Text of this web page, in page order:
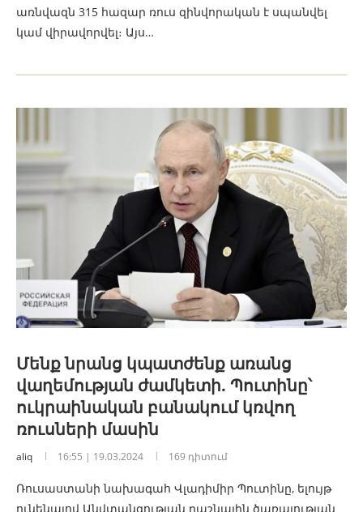
առնվազն 315 հազար ռուս զինվորական է սպանվել
կամ վիրավորվել։ Այս…
Մենք նրանց կպատժենք առանց
վաղեմության ժամկետի. Պուտինը՝
ուկրաինական բանակում կռվող
ռուսների մասին
aliq 16:55 | 19.03.2024 169 դիտում
Ռուսաստանի նախագահ Վլադիմիր Պուտինը, ելույթ
ունենալով Անվտանգության դաշնային ծառայության